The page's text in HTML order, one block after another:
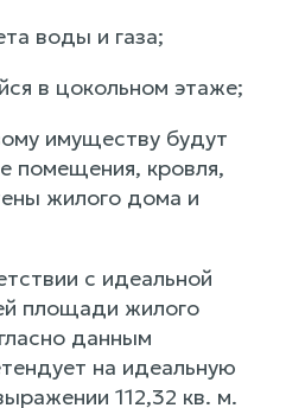
воды и газа;
в цокольном этаже;
имуществу будут
помещения, кровля,
жилого дома и
с идеальной
площади жилого
данным
на идеальную
112,32 кв. м.